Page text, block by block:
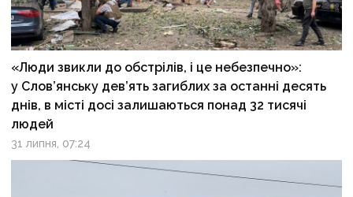
«Люди звикли до обстрілів, і це небезпечно»:
у Слов’янську дев’ять загиблих за останні десять
днів, в місті досі залишаються понад 32 тисячі
людей
31 липня, 07:24